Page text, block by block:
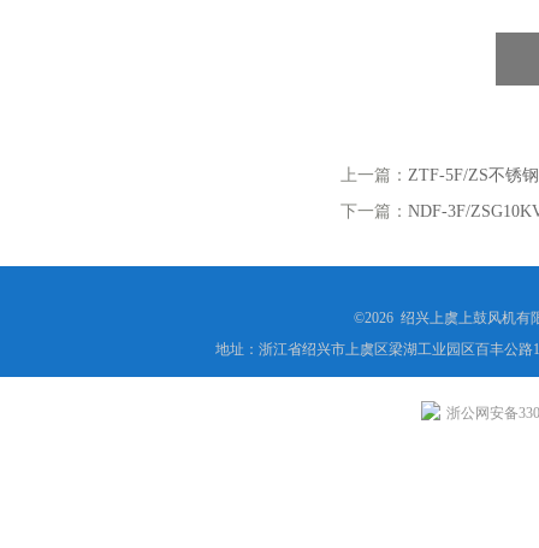
上一篇： ZTF-5F/ZS不锈
下一篇： NDF-3F/
©2026 绍兴上虞上鼓风机有
地址：浙江省绍兴市上虞区梁湖工业园区百丰公路
浙公网安备